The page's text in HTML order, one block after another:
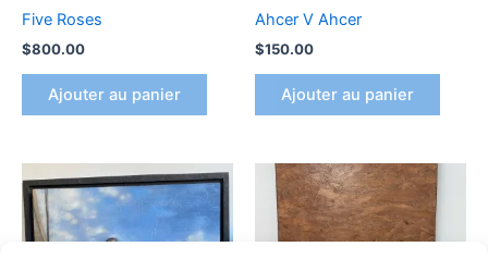
Five Roses
$800.00
Ajouter au panier
Ahcer V Ahcer
$150.00
Ajouter au panier